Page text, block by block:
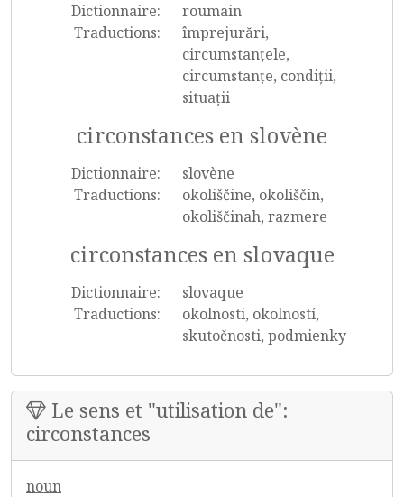
Dictionnaire:
roumain
Traductions:
împrejurări,
circumstanțele,
circumstanțe, condiții,
situații
circonstances en slovène
Dictionnaire:
slovène
Traductions:
okoliščine, okoliščin,
okoliščinah, razmere
circonstances en slovaque
Dictionnaire:
slovaque
Traductions:
okolnosti, okolností,
skutočnosti, podmienky
Le sens et "utilisation de":
circonstances
noun